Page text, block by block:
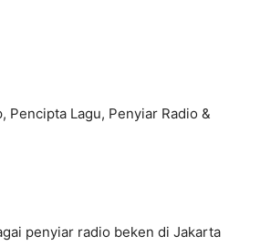
Pencipta Lagu, Penyiar Radio &
penyiar radio beken di Jakarta